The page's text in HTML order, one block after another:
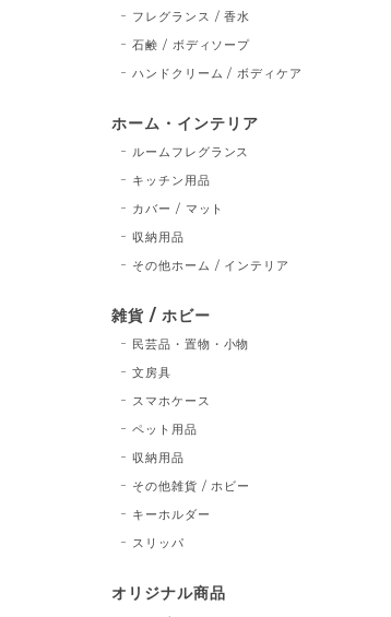
フレグランス / 香水
石鹸 / ボディソープ
ハンドクリーム / ボディケア
ホーム・インテリア
ルームフレグランス
キッチン用品
カバー / マット
収納用品
その他ホーム / インテリア
雑貨 / ホビー
民芸品・置物・小物
文房具
スマホケース
ペット用品
収納用品
その他雑貨 / ホビー
キーホルダー
スリッパ
オリジナル商品